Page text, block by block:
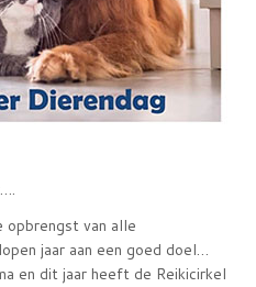
opbrengst van alle
jaar aan een goed doel…
en dit jaar heeft de Reikicirkel